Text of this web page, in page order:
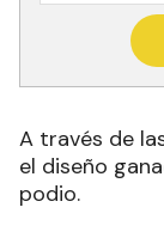
A través de
el diseño
podio.